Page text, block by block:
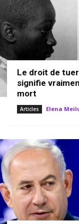
Le droit de
signifie
mort
Articles Elena